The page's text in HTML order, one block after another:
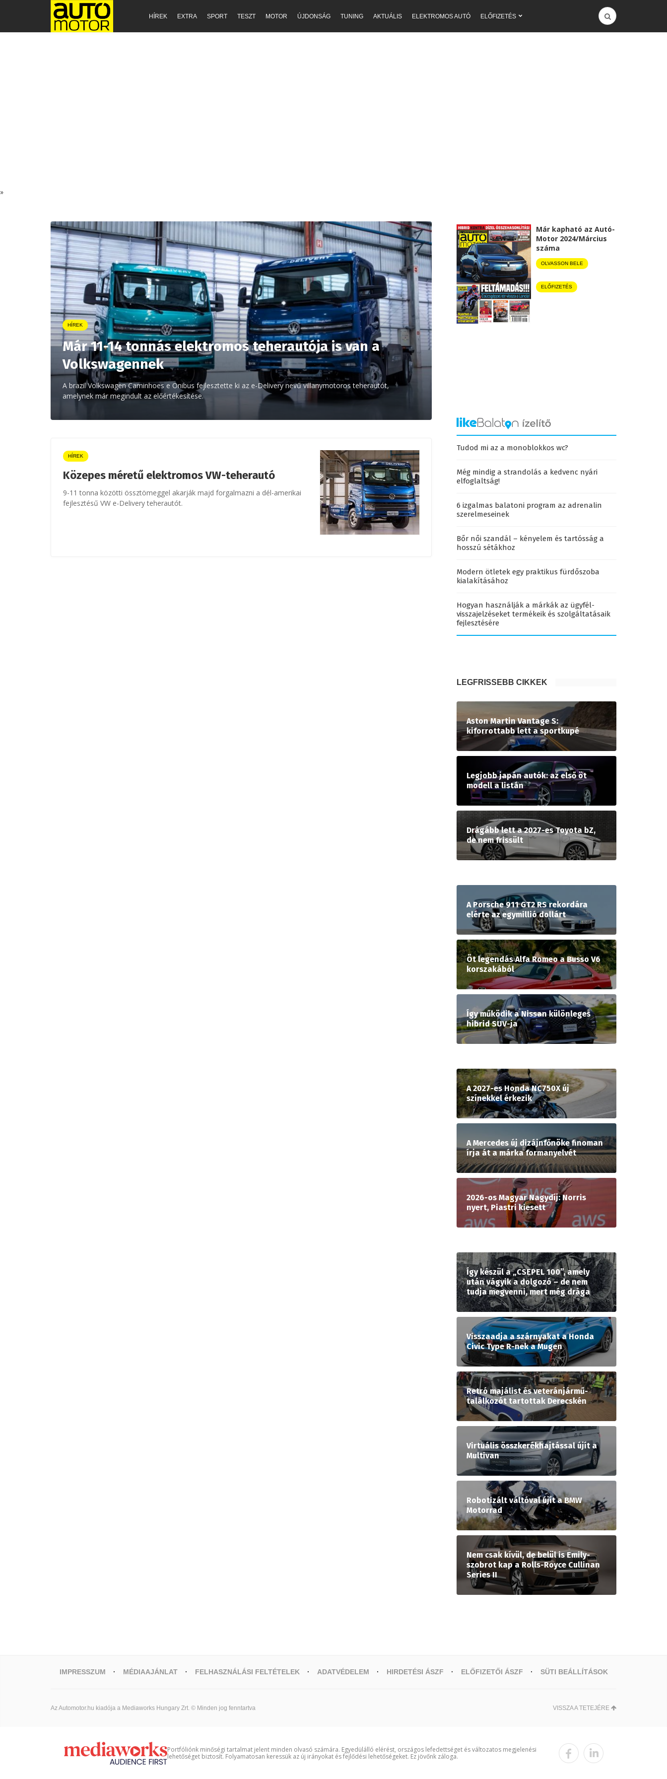
HÍREK EXTRA SPORT TESZT MOTOR ÚJDONSÁG TUNING AKTUÁLIS ELEKTROMOS AUTÓ ELŐFIZETÉS
»
HÍREK
Már 11-14 tonnás elektromos teherautója is van a
Volkswagennek
A brazil Volkswagen Caminhoes e Onibus fejlesztette ki az e-Delivery nevű villanymotoros teherautót,
amelynek már megindult az előértékesítése.
HÍREK
Közepes méretű elektromos VW-teherautó
9-11 tonna közötti össztömeggel akarják majd forgalmazni a dél-amerikai
fejlesztésű VW e-Delivery teherautót.
Már kapható az Autó-
Motor 2024/Március
száma
OLVASSON BELE
ELŐFIZETÉS
Tudod mi az a monoblokkos wc?
Még mindig a strandolás a kedvenc nyári
elfoglaltság!
6 izgalmas balatoni program az adrenalin
szerelmeseinek
Bőr női szandál – kényelem és tartósság a
hosszú sétákhoz
Modern ötletek egy praktikus fürdőszoba
kialakításához
Hogyan használják a márkák az ügyfél-
visszajelzéseket termékeik és szolgáltatásaik
fejlesztésére
LEGFRISSEBB CIKKEK
Aston Martin Vantage S:
kiforrottabb lett a sportkupé
Legjobb japán autók: az első öt
modell a listán
Drágább lett a 2027-es Toyota bZ,
de nem frissült
A Porsche 911 GT2 RS rekordára
elérte az egymillió dollárt
Öt legendás Alfa Romeo a Busso V6
korszakából
Így működik a Nissan különleges
hibrid SUV-ja
A 2027-es Honda NC750X új
színekkel érkezik
A Mercedes új dizájnfőnöke finoman
írja át a márka formanyelvét
2026-os Magyar Nagydíj: Norris
nyert, Piastri kiesett
Így készül a „CSEPEL 100”, amely
után vágyik a dolgozó – de nem
tudja megvenni, mert még drága
Visszaadja a szárnyakat a Honda
Civic Type R-nek a Mugen
Retró majálist és veteránjármű-
találkozót tartottak Derecskén
Virtuális összkerékhajtással újít a
Multivan
Robotizált váltóval újít a BMW
Motorrad
Nem csak kívül, de belül is Emily-
szobrot kap a Rolls-Royce Cullinan
Series II
IMPRESSZUM MÉDIAAJÁNLAT FELHASZNÁLÁSI FELTÉTELEK ADATVÉDELEM HIRDETÉSI ÁSZF ELŐFIZETŐI ÁSZF SÜTI BEÁLLÍTÁSOK
Az Automotor.hu kiadója a Mediaworks Hungary Zrt. © Minden jog fenntartva VISSZA A TETEJÉRE
Portfóliónk minőségi tartalmat jelent minden olvasó számára. Egyedülálló elérést, országos lefedettséget és változatos megjelenési
lehetőséget biztosít. Folyamatosan keressük az új irányokat és fejlődési lehetőségeket. Ez jövőnk záloga.